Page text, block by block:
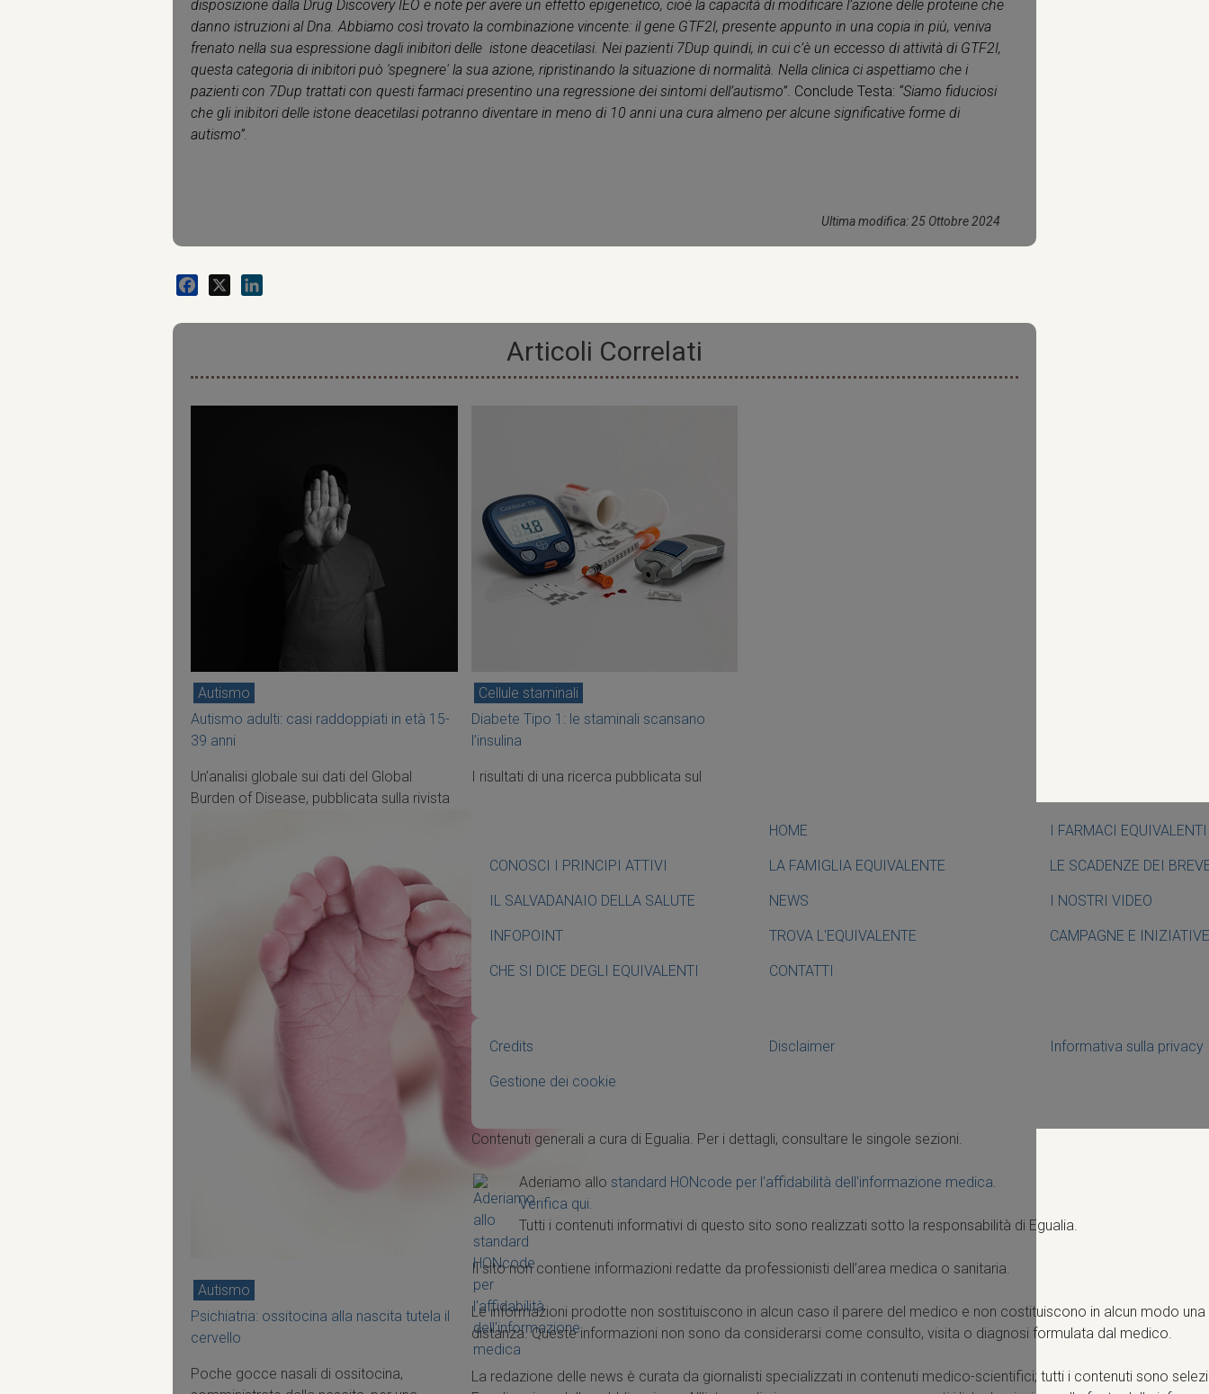
Ultima modifica: 25 Ottobre 2024
disposizione dalla Drug Discovery IEO e note per avere un effetto epigenetico, cioè la capacità di modificare l’azione delle proteine che
danno istruzioni al Dna. Abbiamo così trovato la combinazione vincente: il gene GTF2I, presente appunto in una copia in più, veniva
frenato nella sua espressione dagli inibitori delle istone deacetilasi. Nei pazienti 7Dup quindi, in cui c’è un eccesso di attività di GTF2I,
questa categoria di inibitori può 'spegnere' la sua azione, ripristinando la situazione di normalità. Nella clinica ci aspettiamo che i
pazienti con 7Dup trattati con questi farmaci presentino una regressione dei sintomi dell’autismo”. Conclude Testa: “Siamo fiduciosi
che gli inibitori delle istone deacetilasi potranno diventare in meno di 10 anni una cura almeno per alcune significative forme di
autismo”.
Articoli Correlati
Autismo
Autismo adulti: casi raddoppiati in età 15-
39 anni
Un’analisi globale sui dati del Global
Burden of Disease, pubblicata sulla rivista
Autismo
Psichiatria: ossitocina alla nascita tutela il
cervello
Poche gocce nasali di ossitocina,
Cellule staminali
Diabete Tipo 1: le staminali scansano
l’insulina
I risultati di una ricerca pubblicata sul
HOME I FARMACI EQUIVALENTI
CONOSCI I PRINCIPI ATTIVI LA FAMIGLIA EQUIVALENTE LE SCADENZE DEI
IL SALVADANAIO DELLA SALUTE NEWS I NOSTRI VIDEO
INFOPOINT TROVA L'EQUIVALENTE CAMPAGNE E INIZIATIVE
CHE SI DICE DEGLI EQUIVALENTI CONTATTI
Credits Disclaimer Informativa sulla privacy
Gestione dei cookie
Contenuti generali a cura di Egualia. Per i dettagli, consultare le singole sezioni.
Aderiamo allo standard HONcode per l'affidabilità dell'informazione medica.
Verifica qui.
Tutti i contenuti informativi di questo sito sono realizzati sotto la responsabilità di Egualia.
Il sito non contiene informazioni redatte da professionisti dell’area medica o sanitaria.
Le informazioni prodotte non sostituiscono in alcun caso il parere del medico e non costituiscono in alcun modo
distanza. Queste informazioni non sono da considerarsi come consulto, visita o diagnosi formulata dal medico.
La redazione delle news è curata da giornalisti specializzati in contenuti medico-scientifici; tutti i contenuti sono